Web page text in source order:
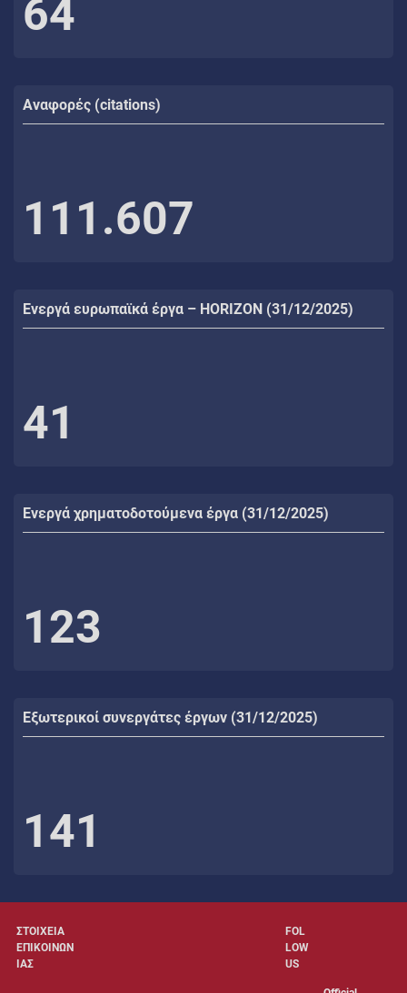
64
Αναφορές (citations)
111.607
Ενεργά ευρωπαϊκά έργα – HORIZON (31/12/2025)
41
Ενεργά χρηματοδοτούμενα έργα (31/12/2025)
123
Εξωτερικοί συνεργάτες έργων (31/12/2025)
141
ΣΤΟΙΧΕΙΑ
ΕΠΙΚΟΙΝΩΝ
ΙΑΣ
FOL
LOW
US